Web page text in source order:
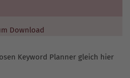
Download
Keyword Planner gleich hier